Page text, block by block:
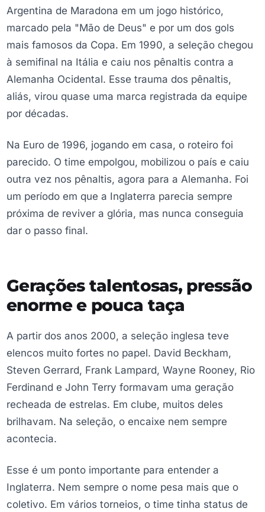
Argentina de Maradona em um jogo histórico,
marcado pela "Mão de Deus" e por um dos gols
mais famosos da Copa. Em 1990, a seleção chegou
à semifinal na Itália e caiu nos pênaltis contra a
Alemanha Ocidental. Esse trauma dos pênaltis,
aliás, virou quase uma marca registrada da equipe
por décadas.
Na Euro de 1996, jogando em casa, o roteiro foi
parecido. O time empolgou, mobilizou o país e caiu
outra vez nos pênaltis, agora para a Alemanha. Foi
um período em que a Inglaterra parecia sempre
próxima de reviver a glória, mas nunca conseguia
dar o passo final.
Gerações talentosas, pressão
enorme e pouca taça
A partir dos anos 2000, a seleção inglesa teve
elencos muito fortes no papel. David Beckham,
Steven Gerrard, Frank Lampard, Wayne Rooney, Rio
Ferdinand e John Terry formavam uma geração
recheada de estrelas. Em clube, muitos deles
brilhavam. Na seleção, o encaixe nem sempre
acontecia.
Esse é um ponto importante para entender a
Inglaterra. Nem sempre o nome pesa mais que o
coletivo. Em vários torneios, o time tinha status de